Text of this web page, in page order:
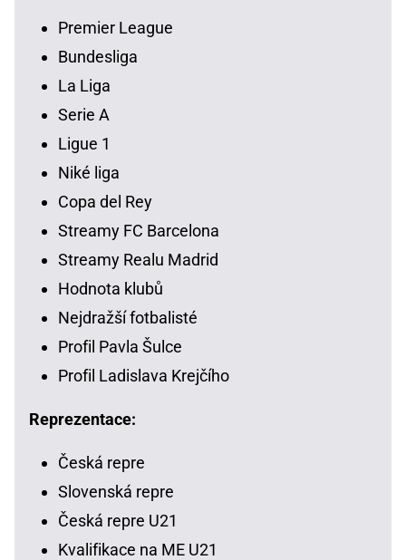
Premier League
Bundesliga
La Liga
Serie A
Ligue 1
Niké liga
Copa del Rey
Streamy FC Barcelona
Streamy Realu Madrid
Hodnota klubů
Nejdražší fotbalisté
Profil Pavla Šulce
Profil Ladislava Krejčího
Reprezentace:
Česká repre
Slovenská repre
Česká repre U21
Kvalifikace na ME U21